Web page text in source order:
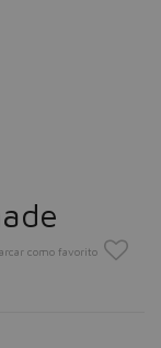
como favorito